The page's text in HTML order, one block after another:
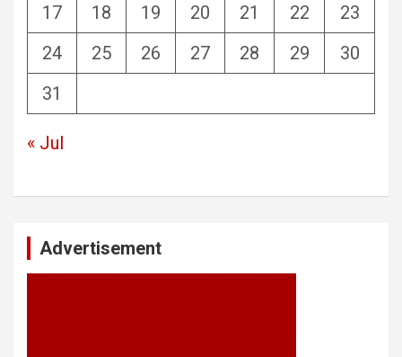
17
18 19 20 21 22
23
24
25 26 27 28 29
30
31
« Jul
Advertisement